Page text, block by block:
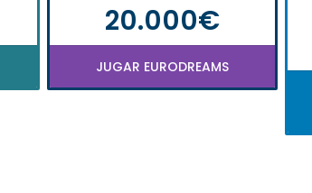
20.000€
JUGAR EURODREAMS